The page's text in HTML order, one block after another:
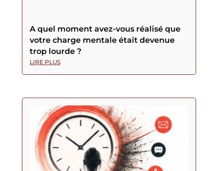
A quel moment avez-vous réalisé que
votre charge mentale était devenue
trop lourde ?
LIRE PLUS